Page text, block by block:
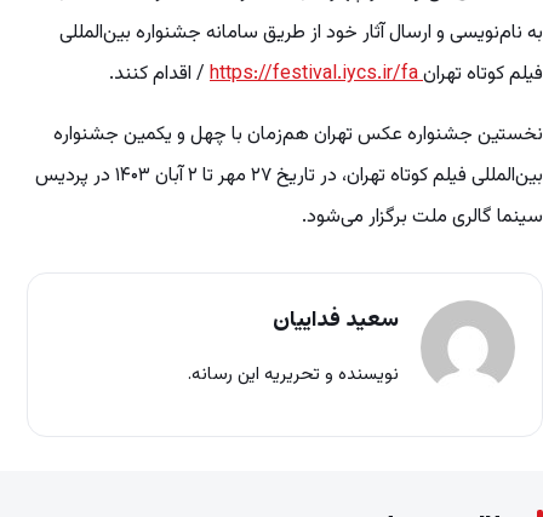
به نام‌نویسی و ارسال آثار خود از طریق سامانه جشنواره بین‌المللی
فیلم کوتاه تهرانhttps://festival.iycs.ir/fa
/ اقدام کنند.
نخستین جشنواره عکس تهران هم‌زمان با چهل‌ و یکمین جشنواره
بین‌المللی فیلم کوتاه تهران، در تاریخ ۲۷ مهر تا ۲ آبان‌ ۱۴۰۳ در پردیس
سینما گالری ملت برگزار می‌شود.
سعید فداییان
نویسنده و تحریریه این رسانه.